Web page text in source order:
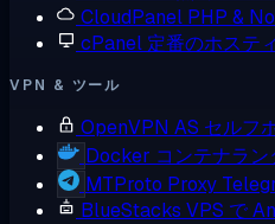
CloudPanel PHP &
cPanel 定番のホステ
VPN & ツール
OpenVPN AS セルフ
Docker コンテナラ
MTProto Proxy
BlueStacks VPS で